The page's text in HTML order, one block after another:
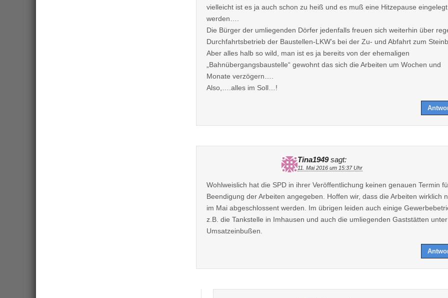
vielleicht ist es ja auch schon zu heiß und es muß eine Hitzepause eingelegt
werden….
Die Bürger der umliegenden Dörfer jedenfalls freuen sich weiterhin über
Durchfahrtsbetrieb der Baustellen-LKW’s bei der Zu- und Abfahrt zum
Aber alles halb so wild, man ist es ja bereits von der ehemaligen
„Bahnübergangsbaustelle“ gewohnt das sich die Arbeiten um Wochen und
Monate verzögern….
Also,….alles im Soll…!
Tina1949 sagt:
11. Mai 2016 um 15:37 Uhr
Wohlweislich hat die SPD in ihrer Veröffentlichung keinen genauen Termin
Beendigung der Arbeiten angegeben. Hoffen wir, dass die Arbeiten wirklich
im Mai abgeschlossent werden. Im übrigen leiden auch einige
z.B. die Tankstelle in Imhausen und auch die umliegenden Gaststätten unter
Umsatzeinbußen.